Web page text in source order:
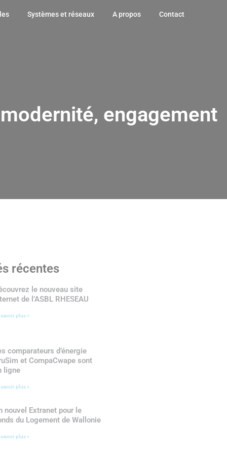
Systèmes et réseaux A propos Contact
engagement
récentes
le nouveau site
de l’ASBL RHESEAU
savoir plus »
comparateurs d’énergie
et CompaCwape sont
ligne
savoir plus »
nouvel Extranet pour le
du Logement de Wallonie
savoir plus »